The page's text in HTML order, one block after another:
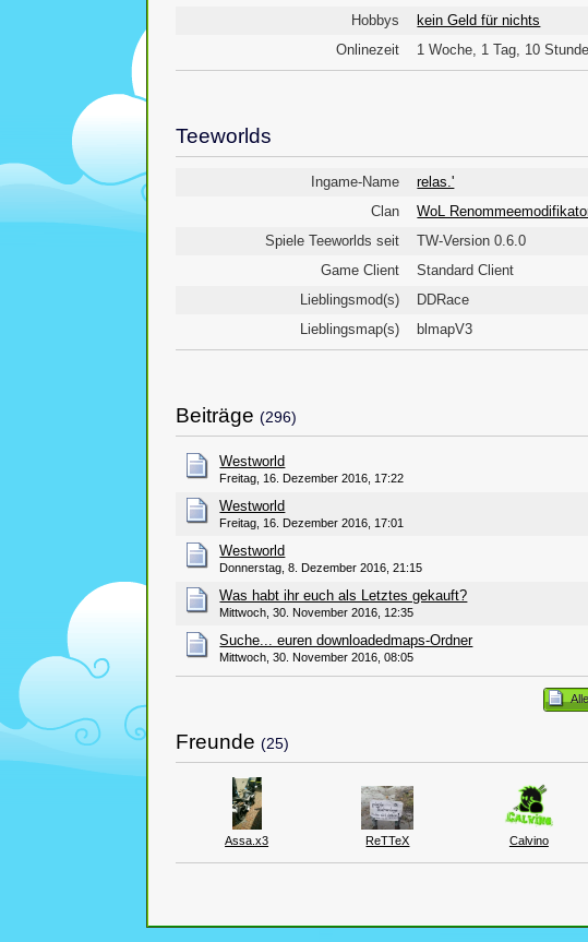
Hobbys
kein Geld für nichts
Onlinezeit
1 Woche, 1 Tag, 10
Teeworlds
Ingame-Name
relas.'
Clan
WoL
Spiele Teeworlds seit
TW-Version 0.6.0
Game Client
Standard Client
Lieblingsmod(s)
DDRace
Lieblingsmap(s)
blmapV3
Beiträge (296)
Westworld
Freitag, 16. Dezember 2016, 17:22
Westworld
Freitag, 16. Dezember 2016, 17:01
Westworld
Donnerstag, 8. Dezember 2016, 21:15
Was habt ihr euch als Letztes gekauft?
Mittwoch, 30. November 2016, 12:35
Suche... euren downloadedmaps-Ordner
Mittwoch, 30. November 2016, 08:05
Freunde (25)
Assa.x3 ReTTeX Calvino